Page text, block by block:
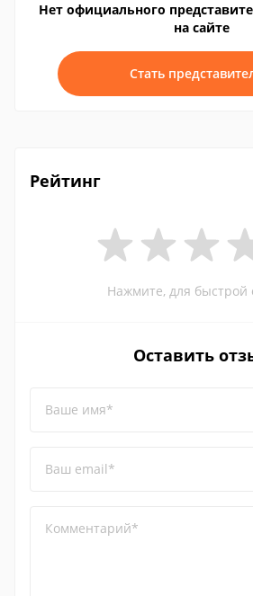
Нет официального
на сайте
Стать
Рейтинг
Нажмите, для быстрой
Оставить
Ваше имя*
Ваш email*
Комментарий*